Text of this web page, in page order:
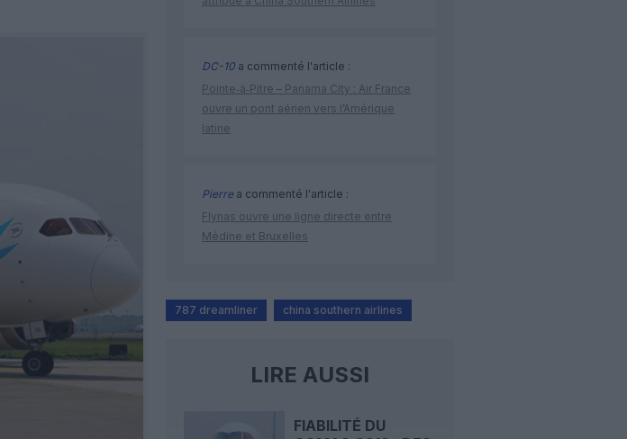
DC-10 a commenté l'article :
Pointe‑à‑Pitre – Panama City : Air France
ouvre un pont aérien vers l’Amérique
latine
Pierrea commenté l'article :
Flynas ouvre une ligne directe entre
Médine et Bruxelles
787 dreamliner china southern airlines
LIRE AUSSI
FIABILITÉ DU